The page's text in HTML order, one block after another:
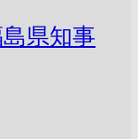
県知事